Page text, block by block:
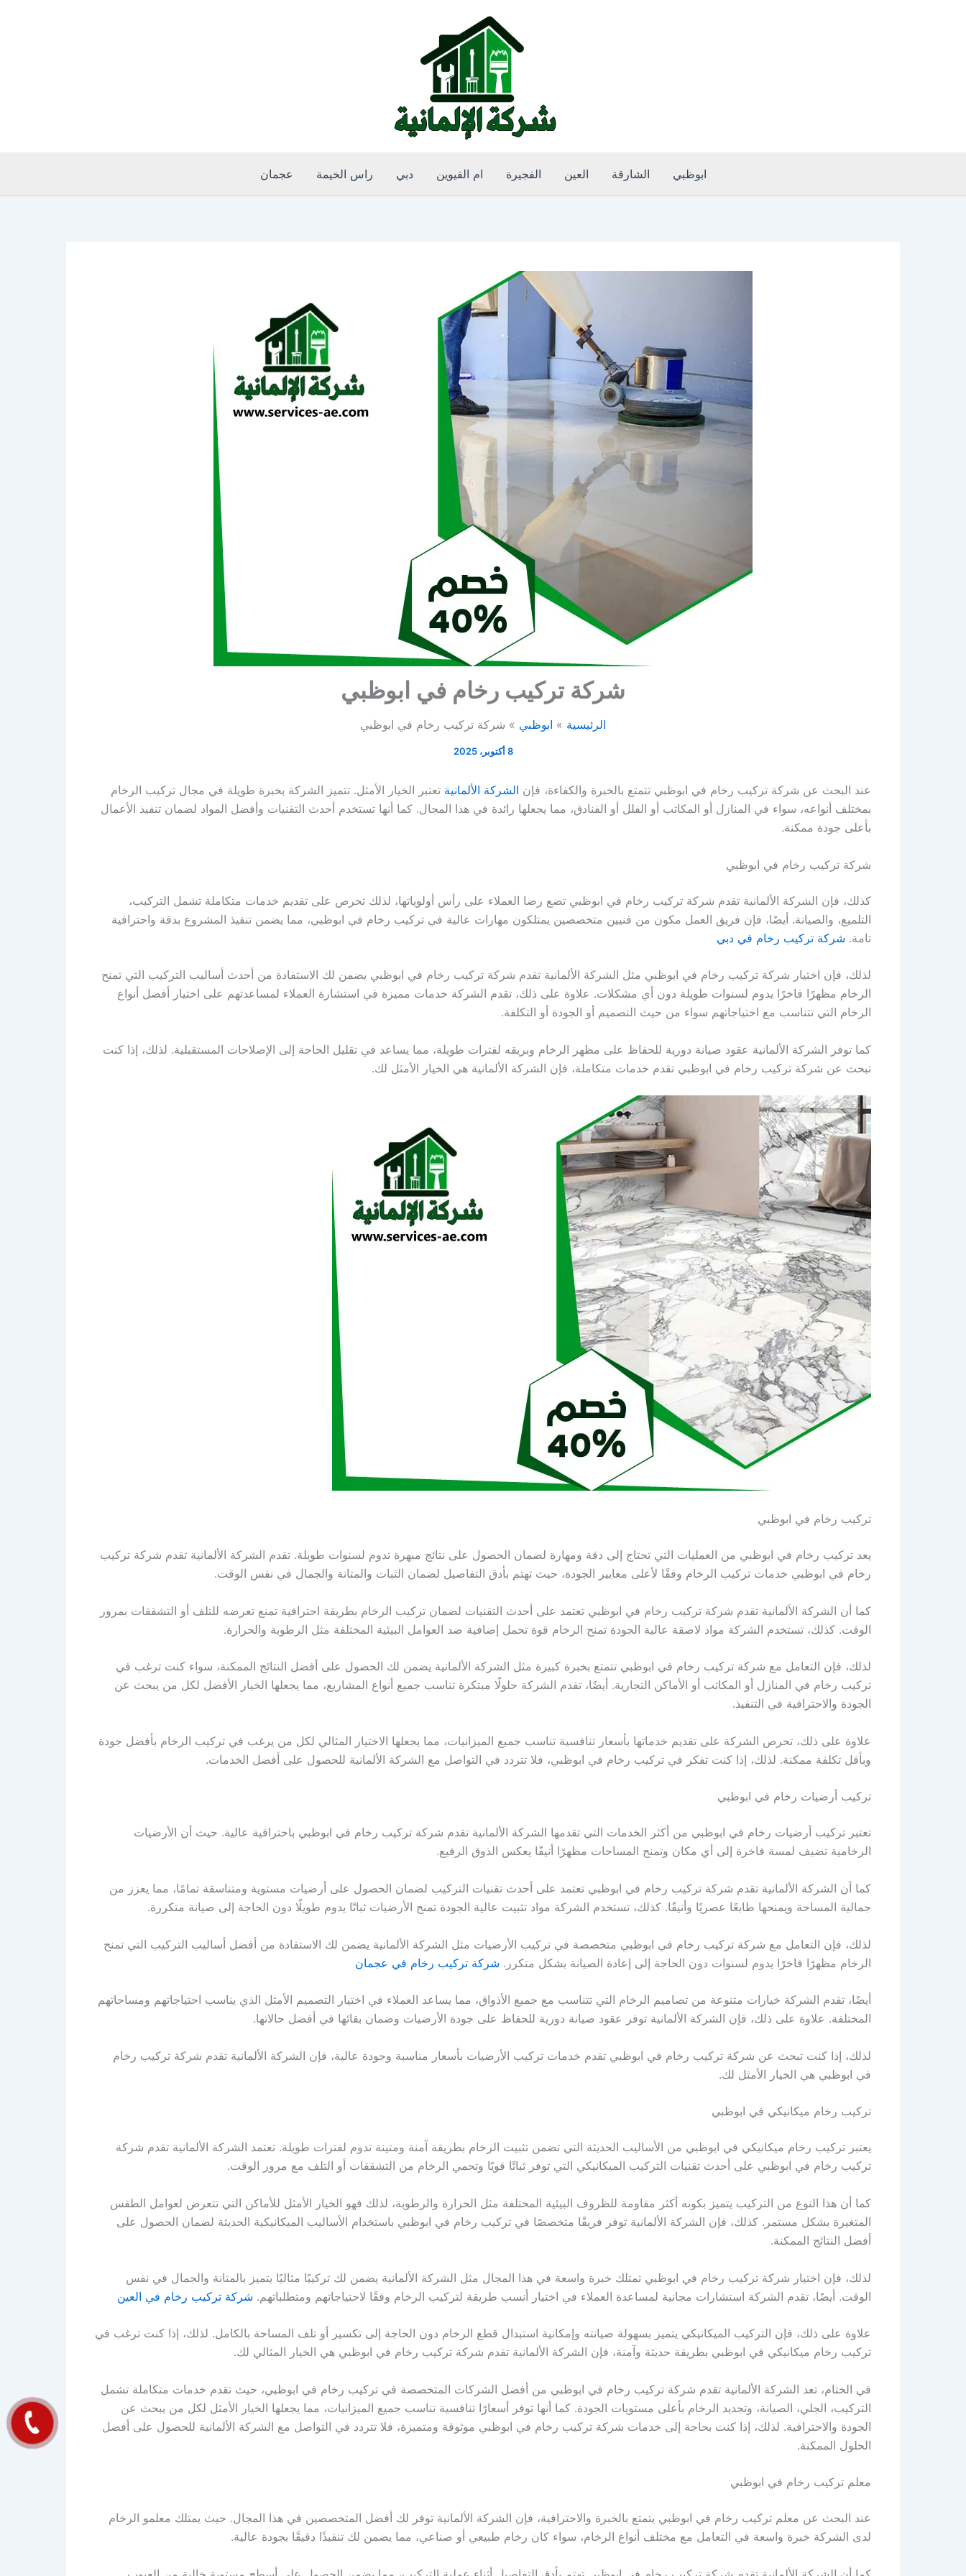
ابوظبي الشارقة العين الفجيرة ام القيوين دبي راس الخيمة عجمان
شركة تركيب رخام في ابوظبي
الرئيسية ابوظبي شركة تركيب رخام في ابوظبي
8 أكتوبر، 2025
عند البحث عن شركة تركيب رخام في ابوظبي تتمتع بالخبرة والكفاءة، فإن الشركة الألمانية تعتبر الخيار الأمثل. تتميز الشركة بخبرة طويلة في مجال تركيب الرخام
بمختلف أنواعه، سواء في المنازل أو المكاتب أو الفلل أو الفنادق، مما يجعلها رائدة في هذا المجال. كما أنها تستخدم أحدث التقنيات وأفضل المواد لضمان تنفيذ الأعمال
بأعلى جودة ممكنة.
شركة تركيب رخام في ابوظبي
كذلك، فإن الشركة الألمانية تقدم شركة تركيب رخام في ابوظبي تضع رضا العملاء على رأس أولوياتها، لذلك تحرص على تقديم خدمات متكاملة تشمل التركيب،
التلميع، والصيانة. أيضًا، فإن فريق العمل مكون من فنيين متخصصين يمتلكون مهارات عالية في تركيب رخام في ابوظبي، مما يضمن تنفيذ المشروع بدقة واحترافية
تامة. شركة تركيب رخام في دبي
لذلك، فإن اختيار شركة تركيب رخام في ابوظبي مثل الشركة الألمانية تقدم شركة تركيب رخام في ابوظبي يضمن لك الاستفادة من أحدث أساليب التركيب التي تمنح
الرخام مظهرًا فاخرًا يدوم لسنوات طويلة دون أي مشكلات. علاوة على ذلك، تقدم الشركة خدمات مميزة في استشارة العملاء لمساعدتهم على اختيار أفضل أنواع
الرخام التي تتناسب مع احتياجاتهم سواء من حيث التصميم أو الجودة أو التكلفة.
كما توفر الشركة الألمانية عقود صيانة دورية للحفاظ على مظهر الرخام وبريقه لفترات طويلة، مما يساعد في تقليل الحاجة إلى الإصلاحات المستقبلية. لذلك، إذا كنت
تبحث عن شركة تركيب رخام في ابوظبي تقدم خدمات متكاملة، فإن الشركة الألمانية هي الخيار الأمثل لك.
تركيب رخام في ابوظبي
يعد تركيب رخام في ابوظبي من العمليات التي تحتاج إلى دقة ومهارة لضمان الحصول على نتائج مبهرة تدوم لسنوات طويلة. تقدم الشركة الألمانية تقدم شركة تركيب
رخام في ابوظبي خدمات تركيب الرخام وفقًا لأعلى معايير الجودة، حيث تهتم بأدق التفاصيل لضمان الثبات والمتانة والجمال في نفس الوقت.
كما أن الشركة الألمانية تقدم شركة تركيب رخام في ابوظبي تعتمد على أحدث التقنيات لضمان تركيب الرخام بطريقة احترافية تمنع تعرضه للتلف أو التشققات بمرور
الوقت. كذلك، تستخدم الشركة مواد لاصقة عالية الجودة تمنح الرخام قوة تحمل إضافية ضد العوامل البيئية المختلفة مثل الرطوبة والحرارة.
لذلك، فإن التعامل مع شركة تركيب رخام في ابوظبي تتمتع بخبرة كبيرة مثل الشركة الألمانية يضمن لك الحصول على أفضل النتائج الممكنة، سواء كنت ترغب في
تركيب رخام في المنازل أو المكاتب أو الأماكن التجارية. أيضًا، تقدم الشركة حلولًا مبتكرة تناسب جميع أنواع المشاريع، مما يجعلها الخيار الأفضل لكل من يبحث عن
الجودة والاحترافية في التنفيذ.
علاوة على ذلك، تحرص الشركة على تقديم خدماتها بأسعار تنافسية تناسب جميع الميزانيات، مما يجعلها الاختيار المثالي لكل من يرغب في تركيب الرخام بأفضل جودة
وبأقل تكلفة ممكنة. لذلك، إذا كنت تفكر في تركيب رخام في ابوظبي، فلا تتردد في التواصل مع الشركة الألمانية للحصول على أفضل الخدمات.
تركيب أرضيات رخام في ابوظبي
تعتبر تركيب أرضيات رخام في ابوظبي من أكثر الخدمات التي تقدمها الشركة الألمانية تقدم شركة تركيب رخام في ابوظبي باحترافية عالية. حيث أن الأرضيات
الرخامية تضيف لمسة فاخرة إلى أي مكان وتمنح المساحات مظهرًا أنيقًا يعكس الذوق الرفيع.
كما أن الشركة الألمانية تقدم شركة تركيب رخام في ابوظبي تعتمد على أحدث تقنيات التركيب لضمان الحصول على أرضيات مستوية ومتناسقة تمامًا، مما يعزز من
جمالية المساحة ويمنحها طابعًا عصريًا وأنيقًا. كذلك، تستخدم الشركة مواد تثبيت عالية الجودة تمنح الأرضيات ثباتًا يدوم طويلًا دون الحاجة إلى صيانة متكررة.
لذلك، فإن التعامل مع شركة تركيب رخام في ابوظبي متخصصة في تركيب الأرضيات مثل الشركة الألمانية يضمن لك الاستفادة من أفضل أساليب التركيب التي تمنح
الرخام مظهرًا فاخرًا يدوم لسنوات دون الحاجة إلى إعادة الصيانة بشكل متكرر. شركة تركيب رخام في عجمان
أيضًا، تقدم الشركة خيارات متنوعة من تصاميم الرخام التي تتناسب مع جميع الأذواق، مما يساعد العملاء في اختيار التصميم الأمثل الذي يناسب احتياجاتهم ومساحاتهم
المختلفة. علاوة على ذلك، فإن الشركة الألمانية توفر عقود صيانة دورية للحفاظ على جودة الأرضيات وضمان بقائها في أفضل حالاتها.
لذلك، إذا كنت تبحث عن شركة تركيب رخام في ابوظبي تقدم خدمات تركيب الأرضيات بأسعار مناسبة وجودة عالية، فإن الشركة الألمانية تقدم شركة تركيب رخام
في ابوظبي هي الخيار الأمثل لك.
تركيب رخام ميكانيكي في ابوظبي
يعتبر تركيب رخام ميكانيكي في ابوظبي من الأساليب الحديثة التي تضمن تثبيت الرخام بطريقة آمنة ومتينة تدوم لفترات طويلة. تعتمد الشركة الألمانية تقدم شركة
تركيب رخام في ابوظبي على أحدث تقنيات التركيب الميكانيكي التي توفر ثباتًا قويًا وتحمي الرخام من التشققات أو التلف مع مرور الوقت.
كما أن هذا النوع من التركيب يتميز بكونه أكثر مقاومة للظروف البيئية المختلفة مثل الحرارة والرطوبة، لذلك فهو الخيار الأمثل للأماكن التي تتعرض لعوامل الطقس
المتغيرة بشكل مستمر. كذلك، فإن الشركة الألمانية توفر فريقًا متخصصًا في تركيب رخام في ابوظبي باستخدام الأساليب الميكانيكية الحديثة لضمان الحصول على
أفضل النتائج الممكنة.
لذلك، فإن اختيار شركة تركيب رخام في ابوظبي تمتلك خبرة واسعة في هذا المجال مثل الشركة الألمانية يضمن لك تركيبًا مثاليًا يتميز بالمتانة والجمال في نفس
الوقت. أيضًا، تقدم الشركة استشارات مجانية لمساعدة العملاء في اختيار أنسب طريقة لتركيب الرخام وفقًا لاحتياجاتهم ومتطلباتهم. شركة تركيب رخام في العين
علاوة على ذلك، فإن التركيب الميكانيكي يتميز بسهولة صيانته وإمكانية استبدال قطع الرخام دون الحاجة إلى تكسير أو تلف المساحة بالكامل. لذلك، إذا كنت ترغب في
تركيب رخام ميكانيكي في ابوظبي بطريقة حديثة وآمنة، فإن الشركة الألمانية تقدم شركة تركيب رخام في ابوظبي هي الخيار المثالي لك.
في الختام، تعد الشركة الألمانية تقدم شركة تركيب رخام في ابوظبي من أفضل الشركات المتخصصة في تركيب رخام في ابوظبي، حيث تقدم خدمات متكاملة تشمل
التركيب، الجلي، الصيانة، وتجديد الرخام بأعلى مستويات الجودة. كما أنها توفر أسعارًا تنافسية تناسب جميع الميزانيات، مما يجعلها الخيار الأمثل لكل من يبحث عن
الجودة والاحترافية. لذلك، إذا كنت بحاجة إلى خدمات شركة تركيب رخام في ابوظبي موثوقة ومتميزة، فلا تتردد في التواصل مع الشركة الألمانية للحصول على أفضل
الحلول الممكنة.
معلم تركيب رخام في ابوظبي
عند البحث عن معلم تركيب رخام في ابوظبي يتمتع بالخبرة والاحترافية، فإن الشركة الألمانية توفر لك أفضل المتخصصين في هذا المجال. حيث يمتلك معلمو الرخام
لدى الشركة خبرة واسعة في التعامل مع مختلف أنواع الرخام، سواء كان رخام طبيعي أو صناعي، مما يضمن لك تنفيذًا دقيقًا بجودة عالية.